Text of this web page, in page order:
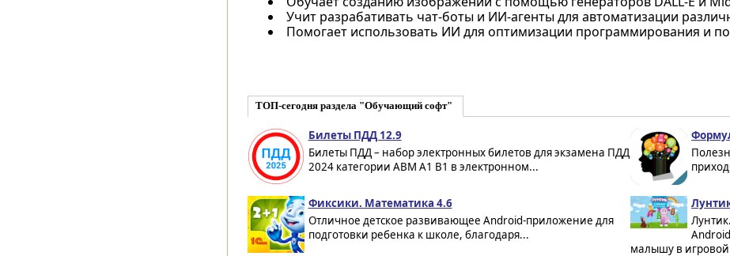
Учит разрабативать чат-боты и ИИ-агенты для автоматизации
Помогает использовать ИИ для оптимизации программирования и
ТОП-сегодня раздела "Обучающий софт"
Билеты ПДД 12.9
Билеты ПДД – набор электронных билетов для экзамена ПДД
2024 категории ABM A1 B1 в электронном...
Фиксики. Математика 4.6
Отличное детское развивающее Android-приложение для
подготовки ребенка к школе, благодаря...
малышу в